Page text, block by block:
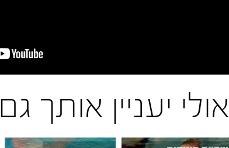
אולי יעניין אותך גם